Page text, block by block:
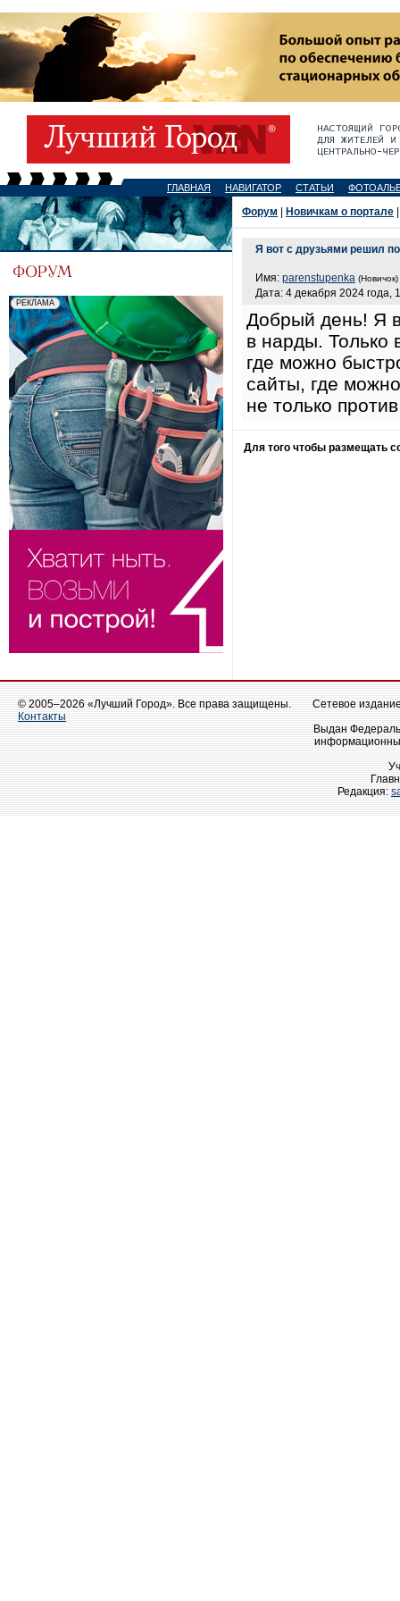
ГЛАВНАЯ НАВИГАТОР СТАТЬИ
Форум Новичкам о портале
Я вот с друзьями решил
Имя: parenstupenka (Новичок)
Дата: 4 декабря 2024 года,
Добрый день! Я
в нарды. Только
где можно
сайты, где
не только
Для того чтобы размещать
© 2005–2026 «Лучший Город». Все права защищены.
Контакты
Сетевое
Выдан
Редакция: